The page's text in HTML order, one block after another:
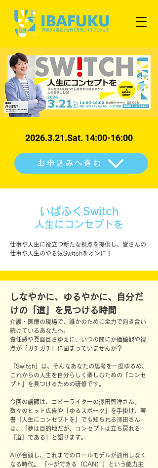
2026.3.21.Sat. 14:00-16:00
お申込みへ進む
いばふくSwitch
人生にコンセプトを
仕事や人生に役立つ新たな視点を提供し、皆さんの
仕事や人生のやる気Switchをオンに！
しなやかに、ゆるやかに、自分だ
けの「道」を見つける時間
介護・医療の現場で、誰かのために全力で向き合い
続けているあなたへ。
責任感や真面目さゆえに、いつの間にか価値観や視
点が「ガチガチ」に固まっていませんか？
「Switch」は、そんなあなたの思考を一度ゆるめ、
これからの人生を自分らしく楽しむための「コンセ
プト」を見つけるための研修です。
今回の講師は、コピーライターの澤田智洋さん。
数々のヒット広告や「ゆるスポーツ」を手掛け、著
書『人生にコンセプトを』でも知られる澤田さん
は、「夢は目的地だが、コンセプトは立ち戻れる
『道』である」と語ります。
AIが台頭し、これまでのロールモデルが通用しなく
なる時代。 「～ができる（CAN）」という能力主